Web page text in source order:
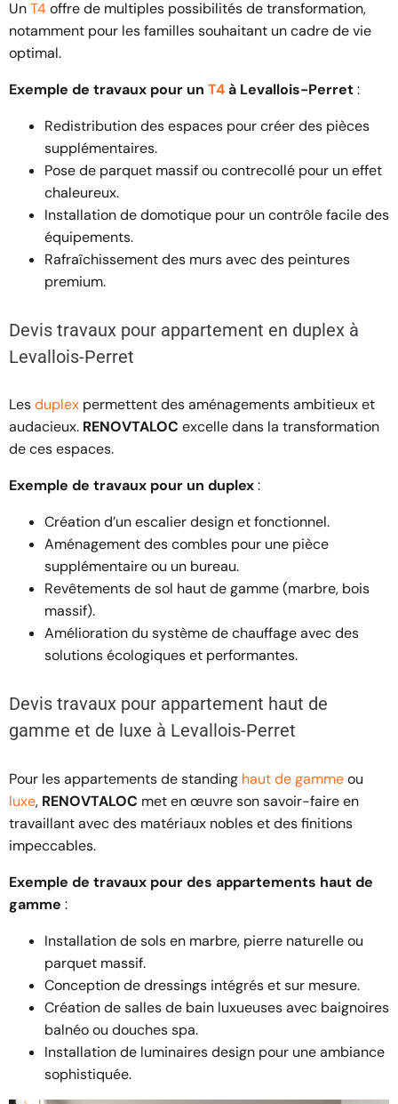
UnT4offre de multiples possibilités de transformation,
notamment pour les familles souhaitant un cadre de vie
optimal.
Exemple de travaux pour un T4à Levallois-Perret:
Redistribution des espaces pour créer des pièces
supplémentaires.
Pose de parquet massif ou contrecollé pour un effet
chaleureux.
Installation de domotique pour un contrôle facile des
équipements.
Rafraîchissement des murs avec des peintures
premium.
Devis travaux pour appartement en duplex à
Levallois-Perret
Lesduplex permettent des aménagements ambitieux et
audacieux. RENOVTALOC excelle dans la transformation
de ces espaces.
Exemple de travaux pour un duplex:
Création d’un escalier design et fonctionnel.
Aménagement des combles pour une pièce
supplémentaire ou un bureau.
Revêtements de sol haut de gamme (marbre, bois
massif).
Amélioration du système de chauffage avec des
solutions écologiques et performantes.
Devis travaux pour appartement haut de
gamme et de luxe à Levallois-Perret
Pour les appartements de standing haut de gammeou
luxe, RENOVTALOC met en œuvre son savoir-faire en
travaillant avec des matériaux nobles et des finitions
impeccables.
Exemple de travaux pour des appartements haut de
gamme :
Installation de sols en marbre, pierre naturelle ou
parquet massif.
Conception de dressings intégrés et sur mesure.
Création de salles de bain luxueuses avec baignoires
balnéo ou douches spa.
Installation de luminaires design pour une ambiance
sophistiquée.